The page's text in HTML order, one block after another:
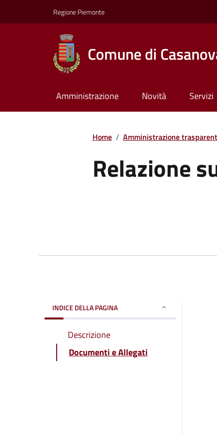
Regione Piemonte
Comune di
Amministrazione Novità Servizi
Home / Amministrazione
Relazione
INDICE DELLA PAGINA
Descrizione
Documenti e Allegati